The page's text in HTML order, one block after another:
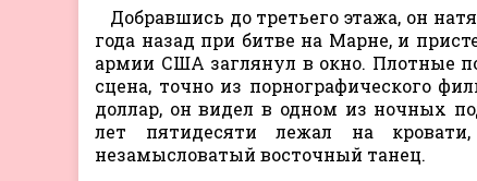
Добравшись до третьего этажа, он
года назад при битве на Марне, и
армии США заглянул в окно. Плотные
сцена, точно из порнографического
доллар, он видел в одном из ночных
лет пятидесяти лежал на
незамысловатый восточный танец.